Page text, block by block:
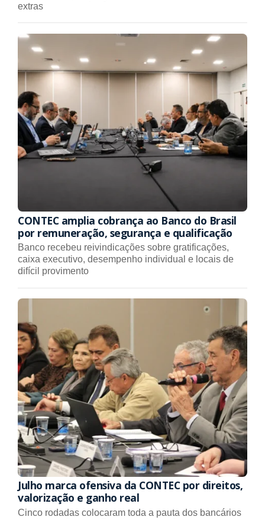
extras
CONTEC amplia cobrança ao Banco do Brasil
por remuneração, segurança e qualificação
Banco recebeu reivindicações sobre gratificações,
caixa executivo, desempenho individual e locais de
difícil provimento
Julho marca ofensiva da CONTEC por direitos,
valorização e ganho real
Cinco rodadas colocaram toda a pauta dos bancários